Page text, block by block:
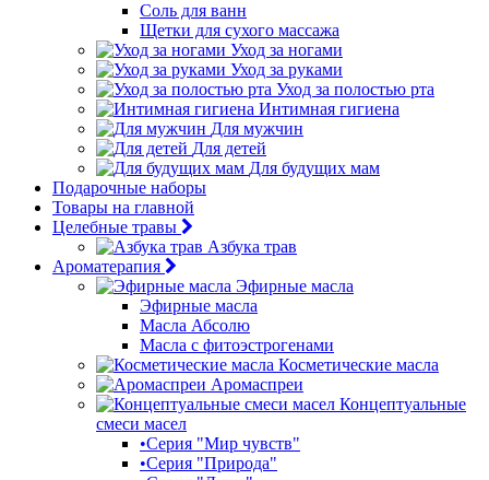
Соль для ванн
Щетки для сухого массажа
Уход за ногами
Уход за руками
Уход за полостью рта
Интимная гигиена
Для мужчин
Для детей
Для будущих мам
Подарочные наборы
Товары на главной
Целебные травы
Азбука трав
Ароматерапия
Эфирные масла
Эфирные масла
Масла Абсолю
Масла с фитоэстрогенами
Косметические масла
Аромаспреи
Концептуальные
смеси масел
•Серия "Мир чувств"
•Серия "Природа"